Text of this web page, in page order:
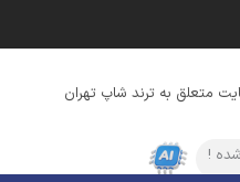
متعلق به ترند شاپ تهران
!